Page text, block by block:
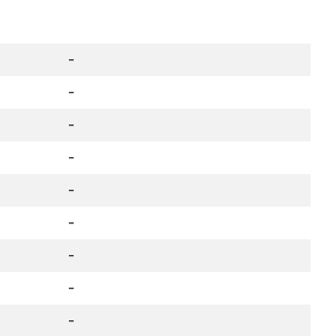
-
-
-
-
-
-
-
-
-